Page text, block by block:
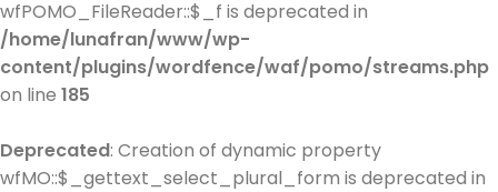
wfPOMO_FileReader::$_f is deprecated in
/home/lunafran/www/wp-
content/plugins/wordfence/waf/pomo/streams.php
on line 185
Deprecated: Creation of dynamic property
wfMO::$_gettext_select_plural_form is deprecated in